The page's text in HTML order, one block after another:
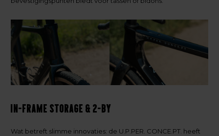
In-Frame Storage & 2-By
Wat betreft slimme innovaties: de U.P.PER. CONCE.PT. heeft